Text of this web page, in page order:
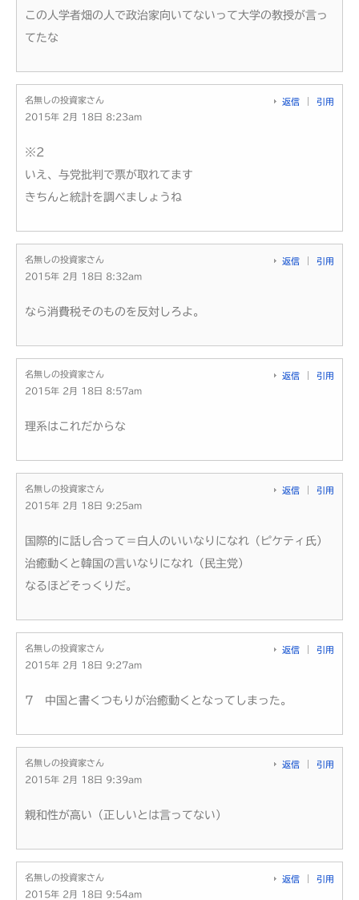
この人学者畑の人で政治家向いてないって大学の教授が言っ
てたな
名無しの投資家さん
2015年 2月 18日 8:23am
返信 引用
※2
いえ、与党批判で票が取れてます
きちんと統計を調べましょうね
名無しの投資家さん
2015年 2月 18日 8:32am
返信 引用
なら消費税そのものを反対しろよ。
名無しの投資家さん
2015年 2月 18日 8:57am
返信 引用
理系はこれだからな
名無しの投資家さん
2015年 2月 18日 9:25am
返信 引用
国際的に話し合って＝白人のいいなりになれ（ピケティ氏）
治癒動くと韓国の言いなりになれ（民主党）
なるほどそっくりだ。
名無しの投資家さん
2015年 2月 18日 9:27am
返信 引用
7 中国と書くつもりが治癒動くとなってしまった。
名無しの投資家さん
2015年 2月 18日 9:39am
返信 引用
親和性が高い（正しいとは言ってない）
名無しの投資家さん
2015年 2月 18日 9:54am
返信 引用